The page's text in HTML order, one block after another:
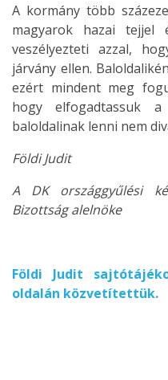
A kormány több
magyarok hazai tejjel
veszélyezteti azzal,
járvány ellen.
ezért mindent meg
hogy elfogadtassuk a
baloldalinak lenni nem
Földi Judit
A DK országgyűlési
Bizottság alelnöke
Földi Judit
oldalán közvetítettük.